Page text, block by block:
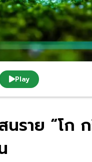
Play
นราย “โก